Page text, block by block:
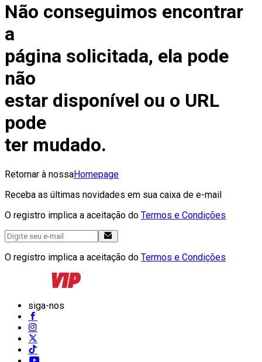
Não conseguimos encontrar
a
página solicitada, ela pode
não
estar disponível ou o URL
pode
ter mudado.
Retornar à nossaHomepage
Receba as últimas novidades em sua caixa de e-mail
O registro implica a aceitação do Termos e Condições
O registro implica a aceitação do Termos e Condições
siga-nos